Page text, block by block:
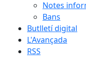
Notes
Bans
Butlletí digital
L'Avançada
RSS